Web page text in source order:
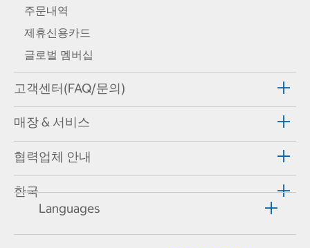
주문내역
제휴신용카드
글로벌 멤버십
고객센터(FAQ/문의)
매장 & 서비스
협력업체 안내
한국
Languages